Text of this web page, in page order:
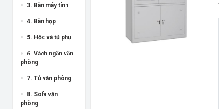
3. Bàn máy tính
4. Bàn họp
5. Hộc và tủ phụ
6. Vách ngăn văn
phòng
7. Tủ văn phòng
8. Sofa văn
phòng